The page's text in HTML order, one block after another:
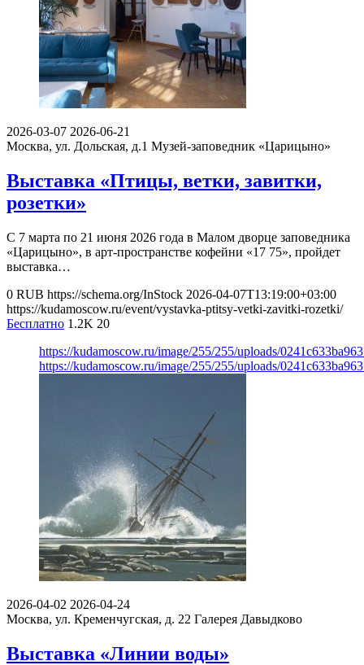
2026-03-07 2026-06-21
Москва, ул. Дольская, д.1 Музей-заповедник «Царицыно»
Выставка «Птицы, ветки, завитки,
розетки»
С 7 марта по 21 июня 2026 года в Малом дворце заповедника
«Царицыно», в арт-пространстве кофейни «17 75», пройдет
выставка…
0 RUB https://schema.org/InStock 2026-04-07T13:19:00+03:00
https://kudamoscow.ru/event/vystavka-ptitsy-vetki-zavitki-rozetki/
Бесплатно 1.2K 20
https://kudamoscow.ru/image/255/255/uploads/
https://kudamoscow.ru/image/255/255/uploads/
2026-04-02 2026-04-24
Москва, ул. Кременчугская, д. 22 Галерея Давыдково
Выставка «Линии воды»